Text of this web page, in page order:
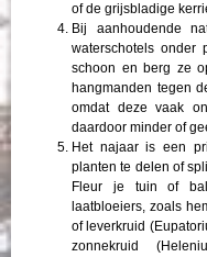
of de grijsbladige
Bij aanhoudende
waterschotels onder
schoon en berg ze
hangmanden tegen
omdat deze vaak
daardoor minder of
Het najaar is een
planten te delen of
Fleur je tuin of
laatbloeiers, zoals
of leverkruid
zonnekruid